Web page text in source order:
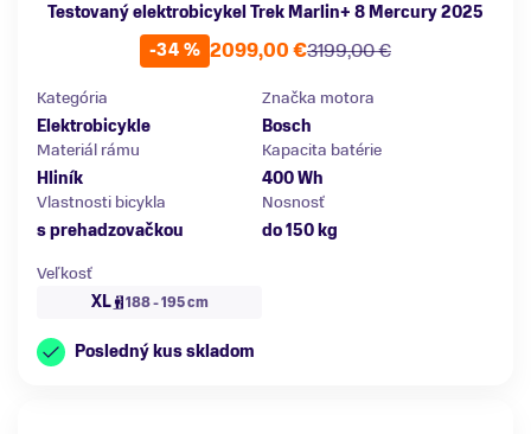
Testovaný elektrobicykel Trek Marlin+ 8 Mercury 2025
-34 %
3199,00 €
2099,00 €
Kategória
Elektrobicykle
Značka motora
Bosch
Materiál rámu
Hliník
Kapacita batérie
400 Wh
Vlastnosti bicykla
s prehadzovačkou
Nosnosť
do 150 kg
Veľkosť
XL
188 - 195 cm
Posledný kus skladom